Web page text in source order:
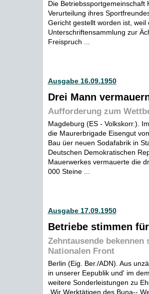
Die Betriebssportgemeinschaft
Verurteilung ihres
Gericht gestellt worden ist,
Unterschriftensammlung zur
Freispruch ...
Ausgabe 16.09.1950
Drei Mann
Aufforderung zum
Magdeburg (ES - Volkskorr.).
die Maurerbrigade Eisengut
Bau üer neuen Sodafabrik in
Deutschen Demokratischen
Mauerwerkes vermauerte die
000 Steine ...
Ausgabe 17.09.1950
Betriebe stimmen
Zehntausende
Nationalen Front
Berlin (Eig. Ber./ADN). Aus
in unserer Eepublik und' im
weitere Sonderleistungen zu
„Wir Werktätigen des Buna--